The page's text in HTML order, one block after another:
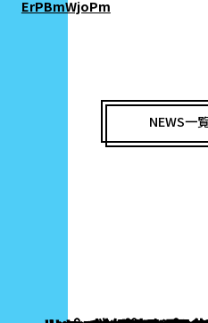
ErPBmWjoPm
NEWS一